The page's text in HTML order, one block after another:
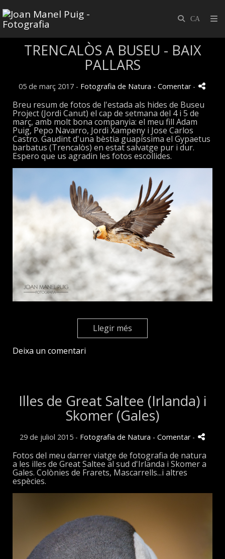
TRENCALÒS A BUSEU - BAIX
PALLARS
05 de març 2017 - Fotografia de Natura - Comentar -
Breu resum de fotos de l'estada als hides de Buseu
Project (Jordi Canut) el cap de setmana del 4 i 5 de
març, amb molt bona companyia: el meu fill Adam
Puig, Pepo Navarro, Jordi Xampeny i Jose Carlos
Castro. Gaudint d'una bèstia guapíssima el Gypaetus
barbatus (Trencalòs) en estat salvatge pur i dur.
Espero que us agradin les fotos escollides.
Llegir més
Deixa un comentari
Illes de Great Saltee (Irlanda) i
Skomer (Gales)
29 de juliol 2015 - Fotografia de Natura - Comentar -
Fotos del meu darrer viatge de fotografia de natura
a les illes de Great Saltee al sud d'Irlanda i Skomer a
Gales. Colònies de Frarets, Mascarrells...i altres
espècies.